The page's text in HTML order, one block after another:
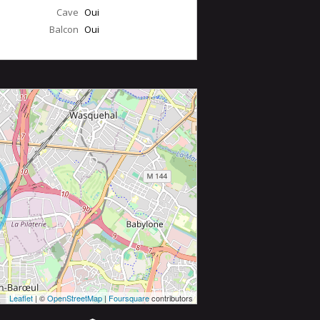
Cave Oui
Balcon Oui
Leaflet| ©OpenStreetMap| Foursquarecontributors